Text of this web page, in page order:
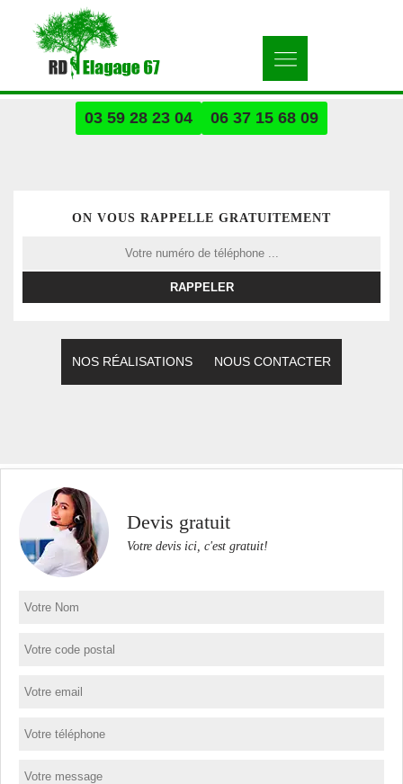
03 59 28 23 04 06 37 15 68 09
ON VOUS RAPPELLE GRATUITEMENT
NOS RÉALISATIONS NOUS CONTACTER
Devis gratuit
Votre devis ici, c'est gratuit!